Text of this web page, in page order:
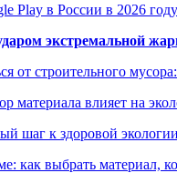
Play в России в 2026
экстремальной
от строительного
материала влияет на
шаг к здоровой
как выбрать материал,